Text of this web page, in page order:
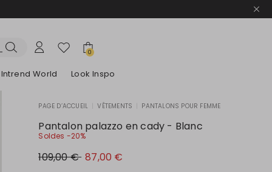
0
Intrend World Look Inspo
Découvrez nos RobesDécouvrez nos Sandales
PAGE D’ACCUEIL VÊTEMENTS PANTALONS POUR FEMME
Pantalon palazzo en cady - Blanc
Soldes -20%
Prix
original
109,00 € Nouveau
prix
87,00 €